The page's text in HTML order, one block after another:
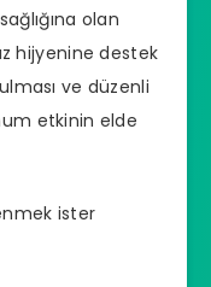
olan
hijyenine destek
ve düzenli
etkinin elde
ister